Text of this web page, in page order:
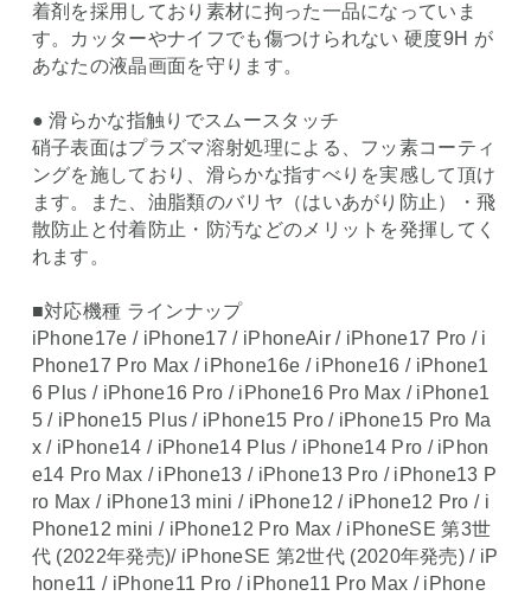
着剤を採用しており素材に拘った一品になっていま
す。カッターやナイフでも傷つけられない 硬度9H が
あなたの液晶画面を守ります。
● 滑らかな指触りでスムースタッチ
硝子表面はプラズマ溶射処理による、フッ素コーティ
ングを施しており、滑らかな指すべりを実感して頂け
ます。また、油脂類のバリヤ（はいあがり防止）・飛
散防止と付着防止・防汚などのメリットを発揮してく
れます。
■対応機種 ラインナップ
iPhone17e / iPhone17 / iPhoneAir / iPhone17 Pro / i
Phone17 Pro Max / iPhone16e / iPhone16 / iPhone1
6 Plus / iPhone16 Pro / iPhone16 Pro Max / iPhone1
5 / iPhone15 Plus / iPhone15 Pro / iPhone15 Pro Ma
x / iPhone14 / iPhone14 Plus / iPhone14 Pro / iPhon
e14 Pro Max / iPhone13 / iPhone13 Pro / iPhone13 P
ro Max / iPhone13 mini / iPhone12 / iPhone12 Pro / i
Phone12 mini / iPhone12 Pro Max / iPhoneSE 第3世
代 (2022年発売)/ iPhoneSE 第2世代 (2020年発売) / iP
hone11 / iPhone11 Pro / iPhone11 Pro Max / iPhone